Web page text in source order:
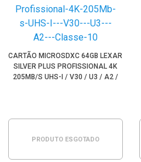
CARTÃO MICROSDXC 64GB LEXAR
SILVER PLUS PROFISSIONAL 4K
205MB/S UHS-I / V30 / U3 / A2 /
PRODUTO ESGOTADO